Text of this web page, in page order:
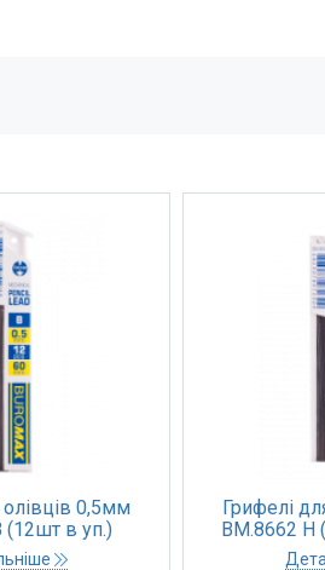
0,5мм
(12шт в уп.)
144)
Грифелі
BM.8662 H